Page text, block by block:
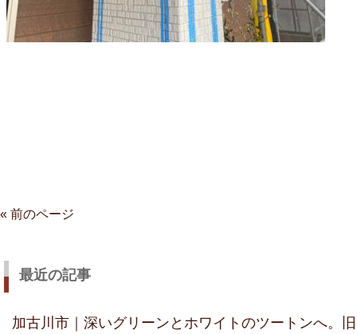
« 前のページ
最近の記事
加古川市｜深いグリーンとホワイトのツートンへ。旧